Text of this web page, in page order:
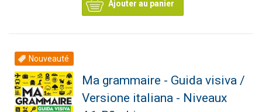
Ajouter au panier
Nouveauté
Ma grammaire - Guida visiva /
Versione italiana - Niveaux